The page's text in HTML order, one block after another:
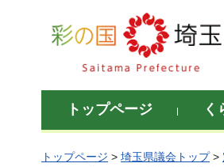
彩の国 埼玉県
トップページ く
トップページ > 埼玉県議会トップ>